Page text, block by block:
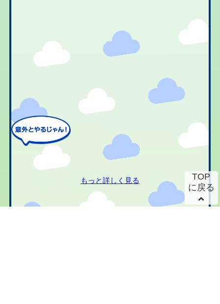
もっと詳しく見る
TOP
に戻る